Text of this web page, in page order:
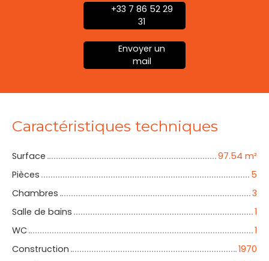
+33 7 86 52 29
31
Envoyer un
mail
Caractéristiques techniques
Surface 97.54 m²
Pièces
5
Chambres
3
Salle de bains
1
WC
1
Construction
1970